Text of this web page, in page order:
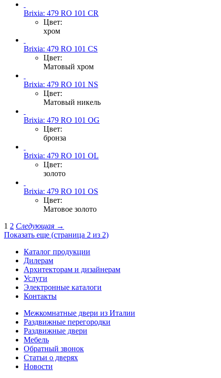
Brixia: 479 RO 101 CR
Цвет:
хром
Brixia: 479 RO 101 CS
Цвет:
Матовый хром
Brixia: 479 RO 101 NS
Цвет:
Матовый никель
Brixia: 479 RO 101 OG
Цвет:
бронза
Brixia: 479 RO 101 OL
Цвет:
золото
Brixia: 479 RO 101 OS
Цвет:
Матовое золото
1 2 Следующая →
Показать еще (страница 2 из 2)
Каталог продукции
Дилерам
Архитекторам и дизайнерам
Услуги
Электронные каталоги
Контакты
Межкомнатные двери из Италии
Раздвижные перегородки
Раздвижные двери
Мебель
Обратный звонок
Статьи о дверях
Новости